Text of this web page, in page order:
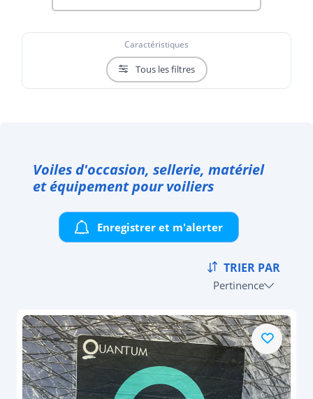
Caractéristiques
Tous les filtres
Voiles d'occasion, sellerie, matériel
et équipement pour voiliers
Enregistrer et m'alerter
TRIER PAR
Pertinence